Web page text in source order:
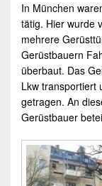
In München
tätig. Hier wurde
mehrere
Gerüstbauern
überbaut. Das
Lkw transportiert
getragen. An
Gerüstbauer